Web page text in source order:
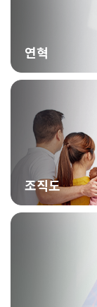
연혁
조직도